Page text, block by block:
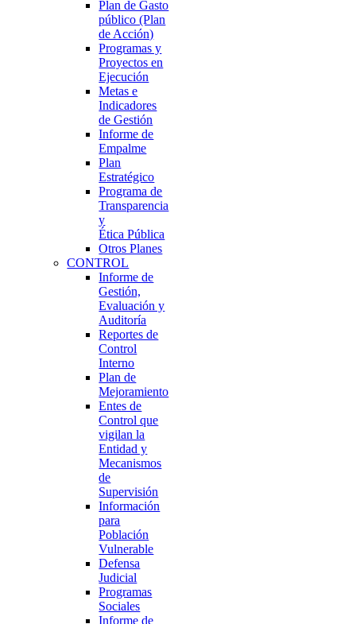
Plan de Gasto
público (Plan
de Acción)
Programas y
Proyectos en
Ejecución
Metas e
Indicadores
de Gestión
Informe de
Empalme
Plan
Estratégico
Programa de
Transparencia
y
Ética Pública
Otros Planes
CONTROL
Informe de
Gestión,
Evaluación y
Auditoría
Reportes de
Control
Interno
Plan de
Mejoramiento
Entes de
Control que
vigilan la
Entidad y
Mecanismos
de
Supervisión
Información
para
Población
Vulnerable
Defensa
Judicial
Programas
Sociales
Informe de